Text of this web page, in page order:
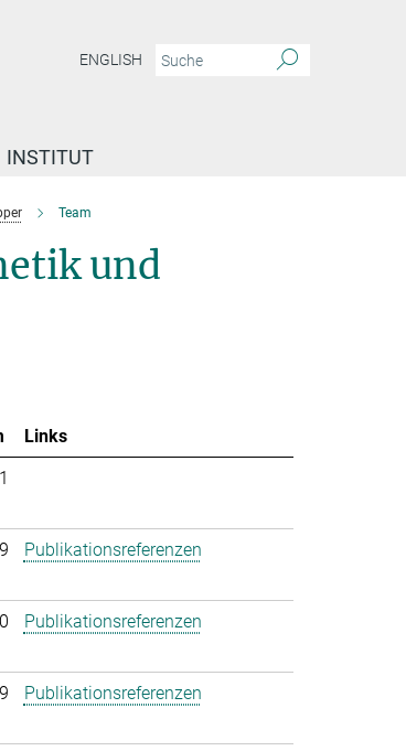
ENGLISH
INSTITUT
Team
und
Links
Publikationsreferenzen
Publikationsreferenzen
Publikationsreferenzen